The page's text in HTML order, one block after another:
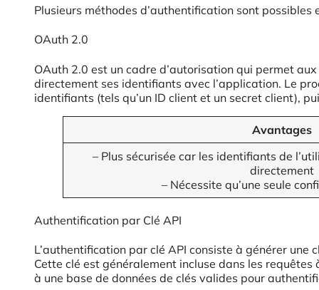
Plusieurs méthodes d’authentification sont possibles
OAuth 2.0
OAuth 2.0 est un cadre d’autorisation qui permet
directement ses identifiants avec l’application. Le
identifiants (tels qu’un ID client et un secret client),
Avantages
– Plus sécurisée car les identifiants de
directement
– Nécessite qu’une seule
Authentification par Clé API
L’authentification par clé API consiste à générer
Cette clé est généralement incluse dans les
à une base de données de clés valides pour